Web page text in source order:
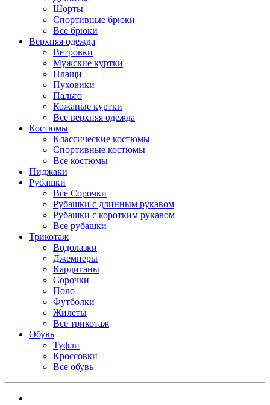
Шорты
Спортивные брюки
Все брюки
Верхняя одежда
Ветровки
Мужские куртки
Плащи
Пуховики
Пальто
Кожаные куртки
Все верхняя одежда
Костюмы
Классические костюмы
Спортивные костюмы
Все костюмы
Пиджаки
Рубашки
Все Сорочки
Рубашки с длинным рукавом
Рубашки с коротким рукавом
Все рубашки
Трикотаж
Водолазки
Джемперы
Кардиганы
Сорочки
Поло
Футболки
Жилеты
Все трикотаж
Обувь
Туфли
Кроссовки
Все обувь